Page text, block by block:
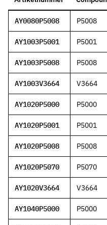
AY0080P5008 P5008
AY1003P5001 P5001
AY1003P5008 P5008
AY1003V3664 V3664
AY1020P5000 P5000
AY1020P5001 P5001
AY1020P5008 P5008
AY1020P5070 P5070
AY1020V3664 V3664
AY1040P5000 P5000